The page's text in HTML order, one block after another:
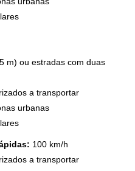
m) ou estradas com duas
a transportar
urbanas
100 km/h
a transportar